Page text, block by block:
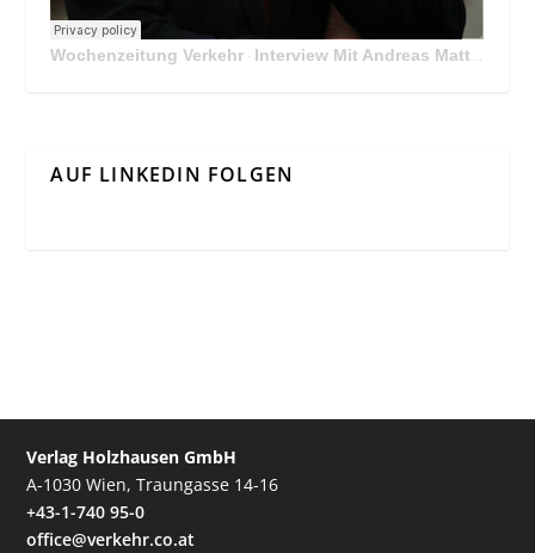
Wochenzeitung Verkehr · Interview Mit Andreas Matthä, CEO der ÖBB Holding
AUF LINKEDIN FOLGEN
Verlag Holzhausen GmbH
A-1030 Wien, Traungasse 14-16
+43-1-740 95-0
office@verkehr.co.at